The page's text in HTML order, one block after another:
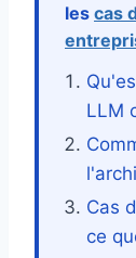
les cas
LLM
Cas
ce